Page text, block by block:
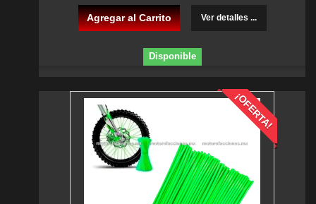
Agregar al Carrito Ver detalles ...
Disponible
¡OFERTA!